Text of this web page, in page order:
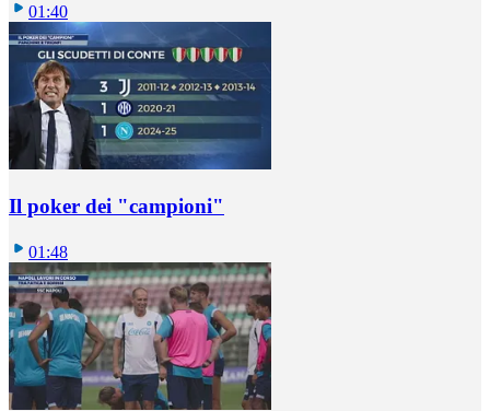
01:40
Il poker dei "campioni"
01:48